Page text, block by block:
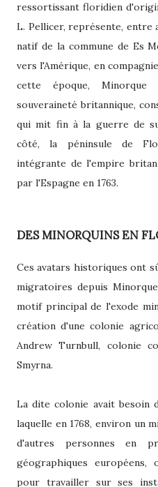
ressortissant floridien
L. Pellicer, représente, entre
natif de la commune de Es
vers l'Amérique, en
cette époque,
souveraineté britannique,
qui mit fin à la guerre de
côté, la péninsule de
intégrante de l'empire
par l'Espagne en 1763.
DES MINORQUINS EN
Ces avatars historiques ont
migratoires depuis
motif principal de l'exode
création d'une colonie
Andrew Turnbull, colonie
Smyrna.
La dite colonie avait besoin
laquelle en 1768, environ un
d'autres personnes en
géographiques
pour travailler sur ses